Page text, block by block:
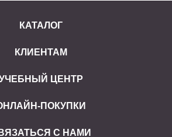
КАТАЛОГ
КЛИЕНТАМ
ЦЕНТР
ПОКУПКИ
С НАМИ